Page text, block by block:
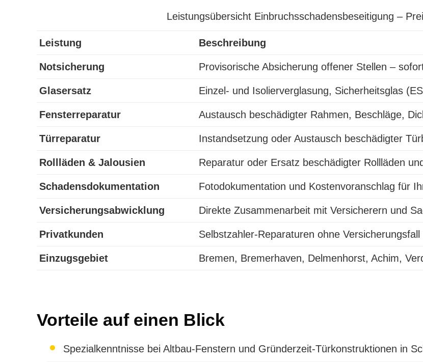
Leistungsübersicht Einbruchsschadensbeseitigung –
Leistung Beschreibung
Notsicherung Provisorische Absicherung offener Stellen –
Glasersatz Einzel- und Isolierverglasung, Sicherheitsglas
Fensterreparatur Austausch beschädigter Rahmen, Beschläge,
Türreparatur Instandsetzung oder Austausch beschädigter
Rollläden & Jalousien Reparatur oder Ersatz beschädigter Rollläden
Schadensdokumentation Fotodokumentation und Kostenvoranschlag für
Versicherungsabwicklung Direkte Zusammenarbeit mit Versicherern und
Privatkunden Selbstzahler-Reparaturen ohne
Einzugsgebiet Bremen, Bremerhaven, Delmenhorst, Achim,
Vorteile auf einen Blick
Spezialkenntnisse bei Altbau-Fenstern und Gründerzeit-Türkonstruktionen in